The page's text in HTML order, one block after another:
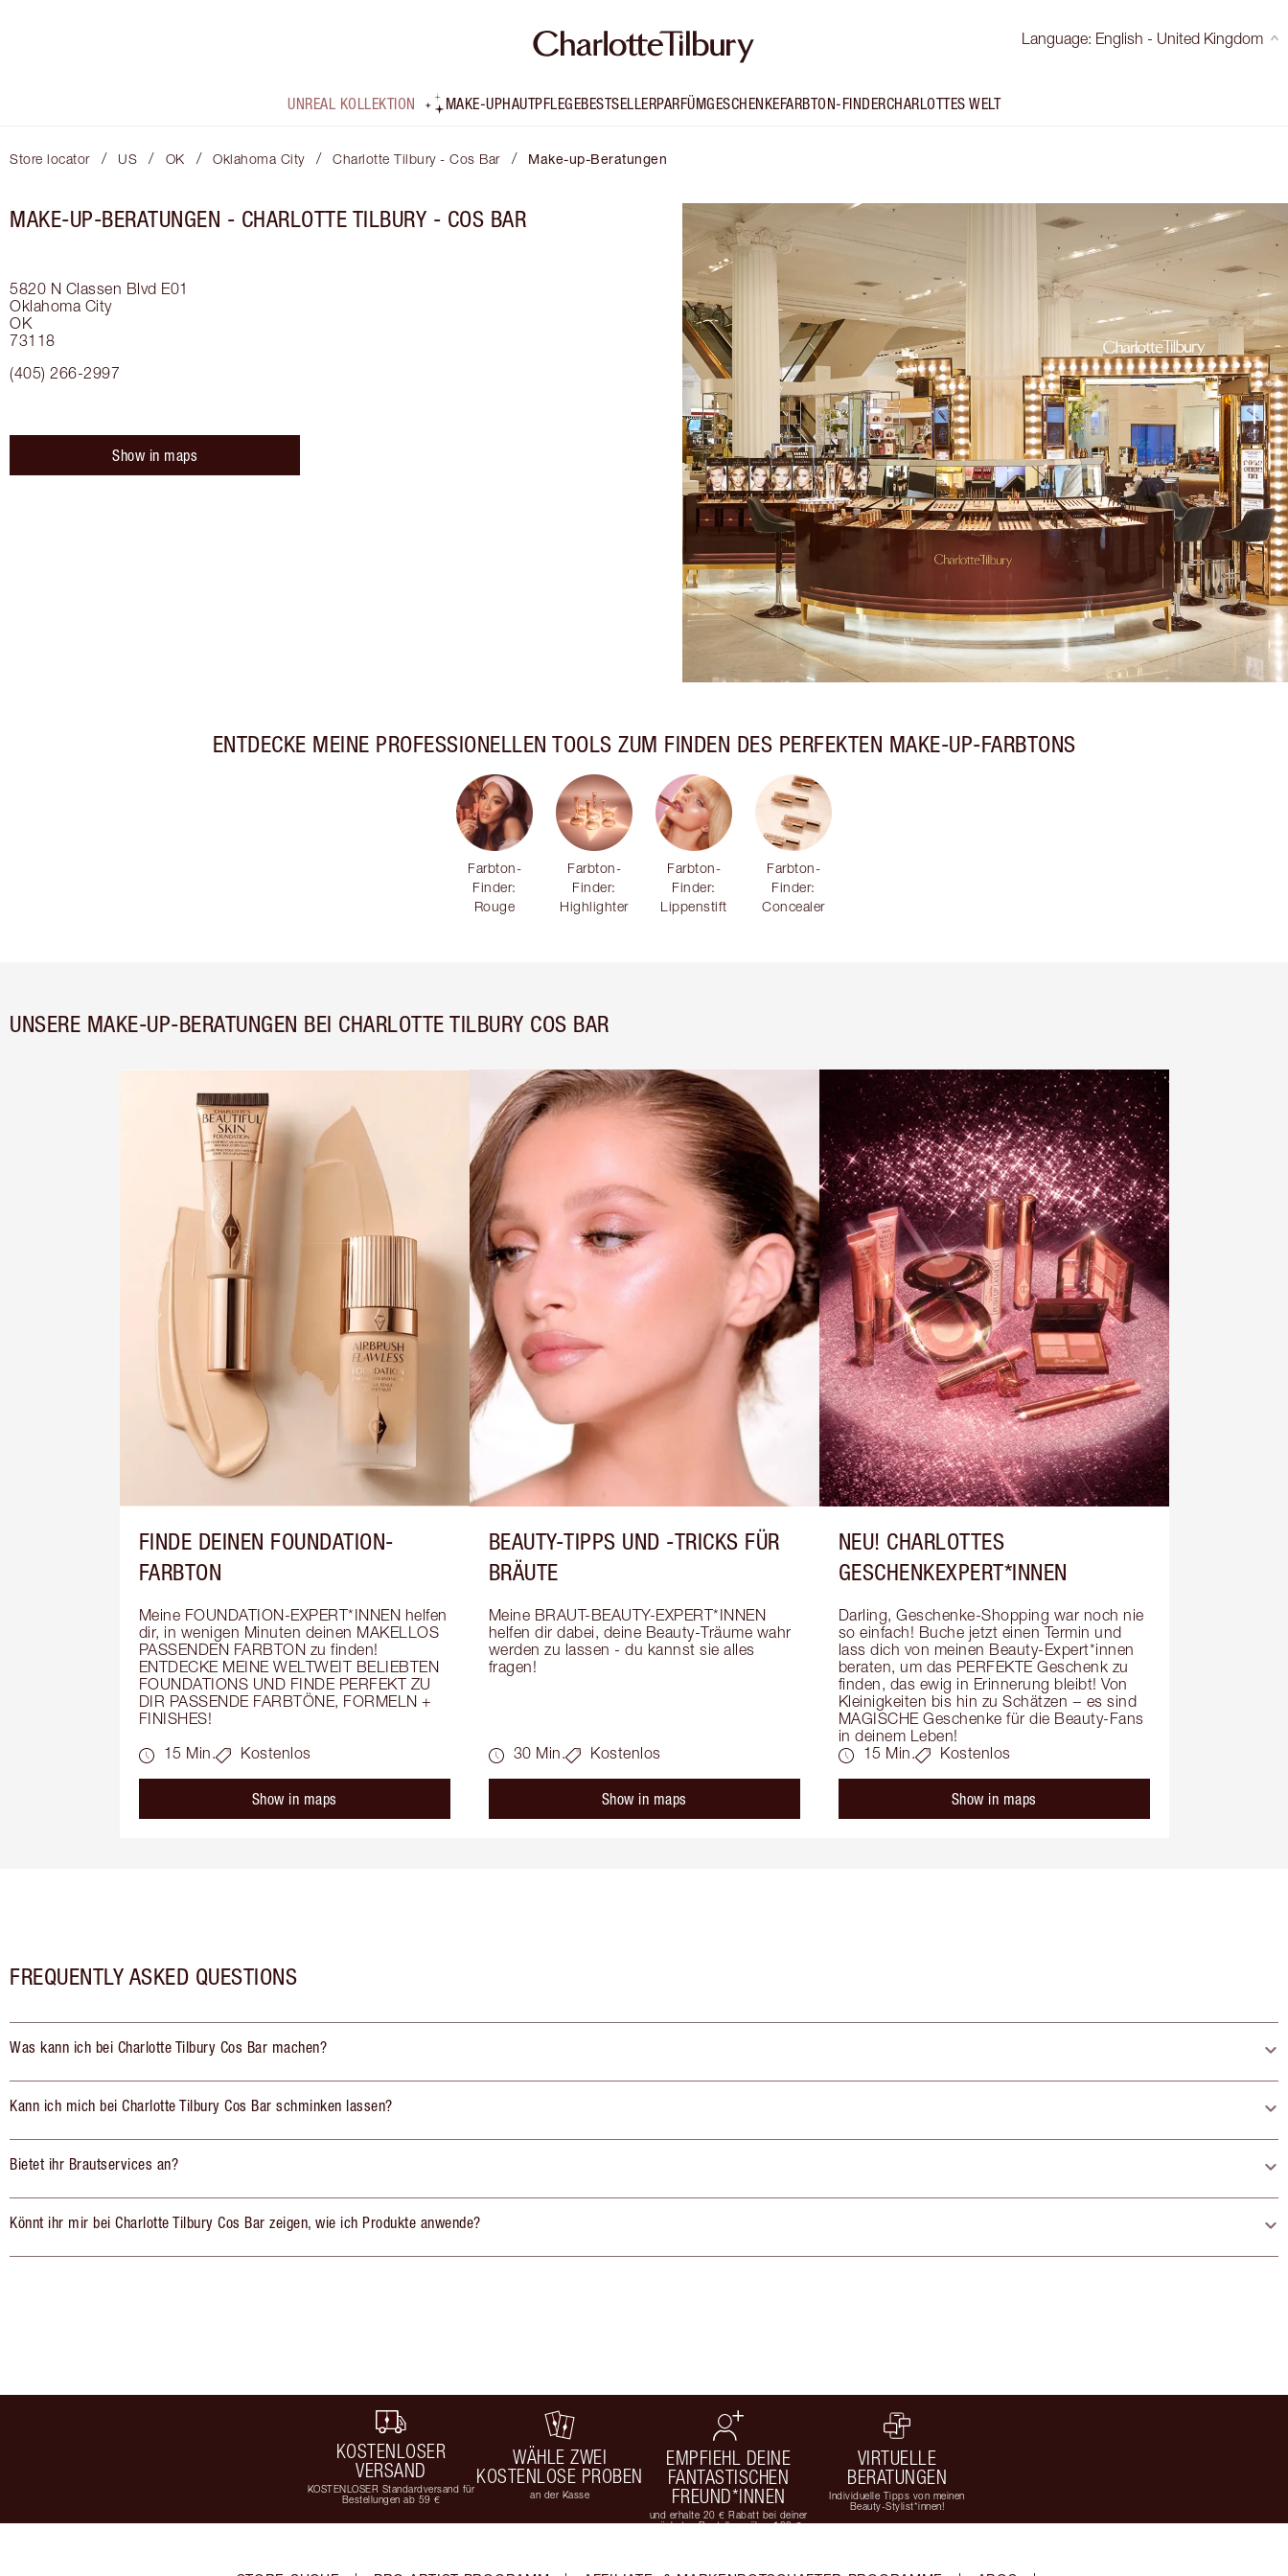
Language: English - United Kingdom
UNREAL KOLLEKTION MAKE-UPHAUTPFLEGEBESTSELLERPARFÜMGESCHENKEFARBTON-FINDERCHARLOTTES WELT
Store locator / US / OK / Oklahoma City / Charlotte Tilbury - Cos Bar / Make-up-Beratungen
MAKE-UP-BERATUNGEN - CHARLOTTE TILBURY - COS BAR
5820 N Classen Blvd E01
Oklahoma City
OK
73118
(405) 266-2997
Show in maps
ENTDECKE MEINE PROFESSIONELLEN TOOLS ZUM FINDEN DES PERFEKTEN MAKE-UP-FARBTONS
Farbton-
Finder:
Rouge
Farbton-
Finder:
Highlighter
Farbton-
Finder:
Lippenstift
Farbton-
Finder:
Concealer
UNSERE MAKE-UP-BERATUNGEN BEI CHARLOTTE TILBURY COS BAR
FINDE DEINEN FOUNDATION-
FARBTON
Meine FOUNDATION-EXPERT*INNEN helfen
dir, in wenigen Minuten deinen MAKELLOS
PASSENDEN FARBTON zu finden!
ENTDECKE MEINE WELTWEIT BELIEBTEN
FOUNDATIONS UND FINDE PERFEKT ZU
DIR PASSENDE FARBTÖNE, FORMELN +
FINISHES!
15 Min.
Kostenlos
Show in maps
BEAUTY-TIPPS UND -TRICKS FÜR
BRÄUTE
Meine BRAUT-BEAUTY-EXPERT*INNEN
helfen dir dabei, deine Beauty-Träume wahr
werden zu lassen - du kannst sie alles
fragen!
30 Min. Kostenlos
Show in maps
NEU! CHARLOTTES
GESCHENKEXPERT*INNEN
Darling, Geschenke-Shopping war noch nie
so einfach! Buche jetzt einen Termin und
lass dich von meinen Beauty-Expert*innen
beraten, um das PERFEKTE Geschenk zu
finden, das ewig in Erinnerung bleibt! Von
Kleinigkeiten bis hin zu Schätzen − es sind
MAGISCHE Geschenke für die Beauty-Fans
in deinem Leben!
15 Min.
Kostenlos
Show in maps
FREQUENTLY ASKED QUESTIONS
Was kann ich bei Charlotte Tilbury Cos Bar machen?
Kann ich mich bei Charlotte Tilbury Cos Bar schminken lassen?
Bietet ihr Brautservices an?
Könnt ihr mir bei Charlotte Tilbury Cos Bar zeigen, wie ich Produkte anwende?
KOSTENLOSER
VERSAND
KOSTENLOSER Standardversand für
Bestellungen ab 59 €
WÄHLE ZWEI
KOSTENLOSE PROBEN
an der Kasse
EMPFIEHL DEINE
FANTASTISCHEN
FREUND*INNEN
und erhalte 20 € Rabatt bei deiner
nächsten Bestellung über 100 €
VIRTUELLE
BERATUNGEN
Individuelle Tipps von meinen
Beauty-Stylist*innen!